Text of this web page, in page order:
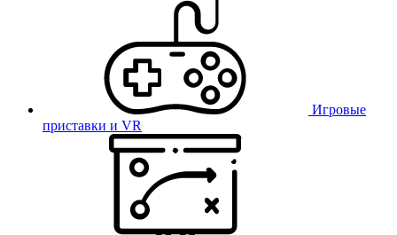
Игровые
приставки и VR